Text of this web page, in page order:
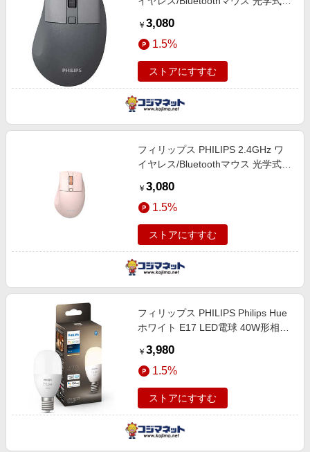
￥ 3,080
1.5%
ストアにすすむ
フィリップス PHILIPS 2.4GHz ワ
イヤレス/Bluetoothマウス 光学式
￥ 3,080
1.5%
ストアにすすむ
フィリップス PHILIPS Philips Hue
ホワイト E17 LED電球 40W形相当
色 /1個 /広配光タイプ］ PH17WH1
￥ 3,980
1.5%
ストアにすすむ